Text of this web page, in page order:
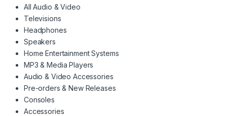
All Audio & Video
Televisions
Headphones
Speakers
Home Entertainment Systems
MP3 & Media Players
Audio & Video Accessories
Pre-orders & New Releases
Consoles
Accessories